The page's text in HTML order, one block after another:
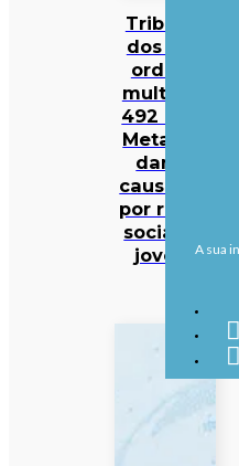
Tribunal
dos EUA
ordena
multa de
492 ME à
Meta por
danos
causados
por redes
sociais a
jovensA sua